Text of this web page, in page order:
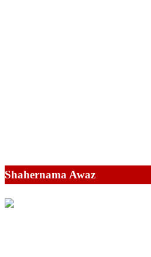
Shahernama Awaz